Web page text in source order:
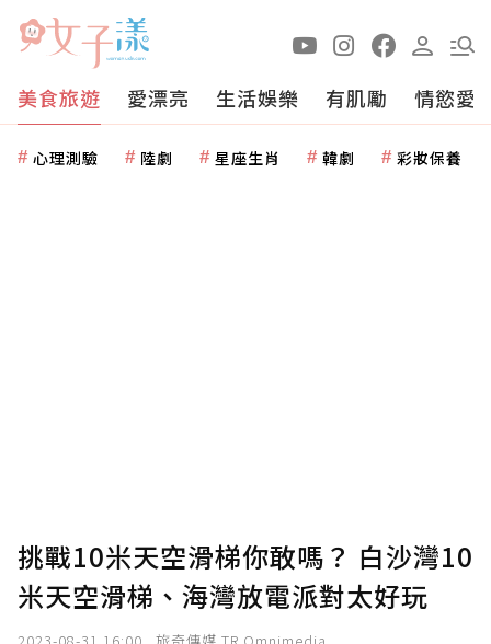
美食旅遊 愛漂亮 生活娛樂 有肌勵 情慾愛
心理測驗 陸劇 星座生肖 韓劇 彩妝保養
挑戰10米天空滑梯你敢嗎？ 白沙灣10
米天空滑梯、海灣放電派對太好玩